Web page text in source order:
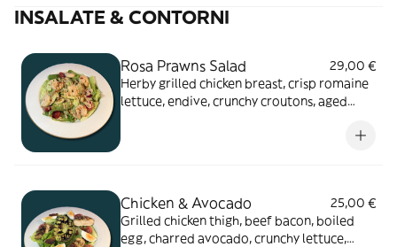
INSALATE & CONTORNI
Rosa Prawns Salad
29,00 €
Herby grilled chicken breast, crisp romaine
lettuce, endive, crunchy croutons, aged
Chicken & Avocado
25,00 €
Grilled chicken thigh, beef bacon, boiled
egg, charred avocado, crunchy lettuce,